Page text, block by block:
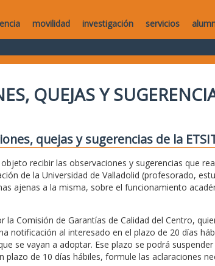
movilidad investigación servicios
QUEJAS Y
quejas y sugerencias de la
recibir las observaciones y sugerencias que
de la Universidad de Valladolid (profesorado,
ajenas a la misma, sobre el funcionamiento
Comisión de Garantías de Calidad del Centro,
notificación al interesado en el plazo de 20 días
se vayan a adoptar. Ese plazo se podrá suspender
de 10 días hábiles, formule las aclaraciones